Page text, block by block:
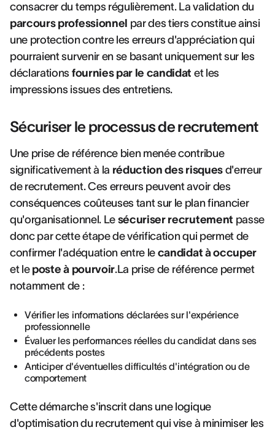
consacrer du temps régulièrement. La validation du
parcours professionnel par des tiers constitue ainsi
une protection contre les erreurs d'appréciation qui
pourraient survenir en se basant uniquement sur les
déclarations fournies par le candidat et les
impressions issues des entretiens.
Sécuriser le processus de recrutement
Une prise de référence bien menée contribue
significativement à la réduction des risquesd'erreur
de recrutement. Ces erreurs peuvent avoir des
conséquences coûteuses tant sur le plan financier
qu'organisationnel. Le sécuriser recrutement passe
donc par cette étape de vérification qui permet de
confirmer l'adéquation entre le candidat à occuper
et le poste à pourvoir.La prise de référence permet
notamment de :
Vérifier les informations déclarées sur l'expérience
professionnelle
Évaluer les performances réelles du candidat dans ses
précédents postes
Anticiper d'éventuelles difficultés d'intégration ou de
comportement
Cette démarche s'inscrit dans une logique
d'optimisation du recrutement qui vise à minimiser les